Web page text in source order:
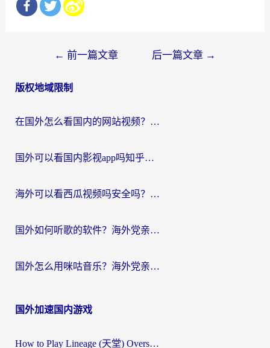
导
← 前一篇文章 后一篇文章 →
版权地域限制
在国外怎么看国内的网站视频？别再踩坑！选对加速器秒回国内冲浪
国外可以看国内影视app吗知乎？留学生亲测有效的回国加速方案
海外可以看西瓜视频吗安全吗？留学生亲测：3步解决回国追剧难题，附靠谱加速器推荐
国外如何听歌的软件？海外党亲测有效的回国加速器指南
国外怎么用咪咕音乐？海外党亲测有效的听歌自由指南
国外加速国内游戏
How to Play Lineage (天堂) Overseas? The Ultimate Guide to Choosing the Best Chinese Server Game Accelerator (在国外打天堂加速器)